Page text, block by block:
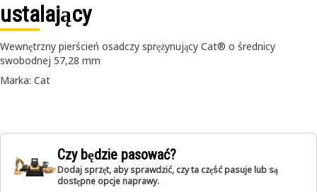
ustalający
Wewnętrzny pierścień osadczy sprężynujący Cat® o średnicy
swobodnej 57,28 mm
Marka: Cat
Czy będzie pasować?
Dodaj sprzęt, aby sprawdzić, czy ta część pasuje lub są
dostępne opcje naprawy.